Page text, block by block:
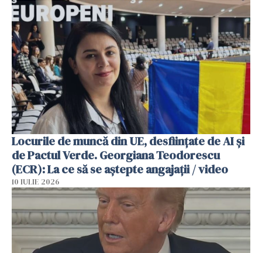
Locurile de muncă din UE, desființate de AI și
de Pactul Verde. Georgiana Teodorescu
(ECR): La ce să se aștepte angajații / video
10 IULIE 2026